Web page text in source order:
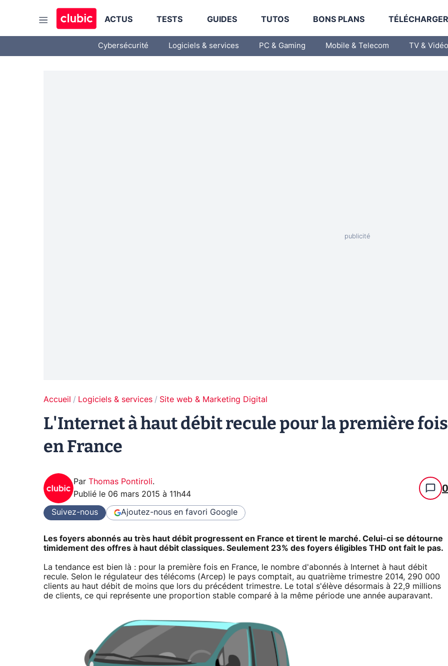
ACTUS TESTS GUIDES TUTOS BONS PLANS
Cybersécurité Logiciels & services PC & Gaming Mobile & Telecom TV & Vidéo
Accueil Logiciels & services Site web & Marketing Digital
L'Internet à haut débit recule pour la première fois
en France
Par Thomas Pontiroli.
Publié le 06 mars 2015 à 11h44 0
Suivez-nous Ajoutez-nous en favori Google
Les foyers abonnés au très haut débit progressent en France et tirent le marché. Celui-ci se détourne
timidement des offres à haut débit classiques. Seulement 23% des foyers éligibles THD ont fait le pas.
La tendance est bien là : pour la première fois en France, le nombre d'abonnés à Internet à haut débit
recule. Selon le régulateur des télécoms (Arcep) le pays comptait, au quatrième trimestre 2014, 290 000
clients au haut débit de moins que lors du précédent trimestre. Le total s'élève désormais à 22,9 millions
de clients, ce qui représente une proportion stable comparé à la même période une année auparavant.